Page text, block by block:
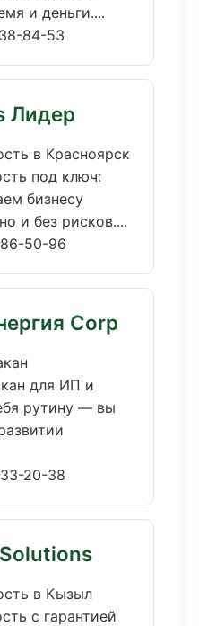
и деньги....
84-53
Лидер
в Красноярск
под ключ:
бизнесу
и без рисков....
50-96
Corp
для ИП и
рутину — вы
20-38
в Кызыл
с гарантией